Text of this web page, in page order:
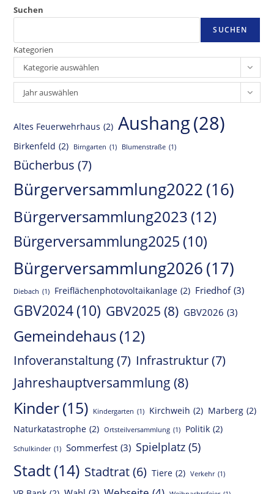
Suchen
SUCHEN
Kategorien
Kategorie auswählen
Archiv
Jahr auswählen
Altes Feuerwehrhaus (2) Aushang(28)
Birkenfeld (2) Birngarten (1) Blumenstraße (1)
Bücherbus (7)
Bürgerversammlung2022 (16)
Bürgerversammlung2023 (12)
Bürgerversammlung2025 (10)
Bürgerversammlung2026(17)
Diebach (1) Freiflächenphotovoltaikanlage (2) Friedhof (3)
GBV2024(10) GBV2025 (8) GBV2026 (3)
Gemeindehaus(12)
Infoveranstaltung(7) Infrastruktur(7)
Jahreshauptversammlung (8)
Kinder(15) Kindergarten (1) Kirchweih (2) Marberg (2)
Naturkatastrophe (2) Ortsteilversammlung (1) Politik (2)
Schulkinder (1) Sommerfest (3) Spielplatz (5)
Stadt(14) Stadtrat (6) Tiere (2) Verkehr (1)